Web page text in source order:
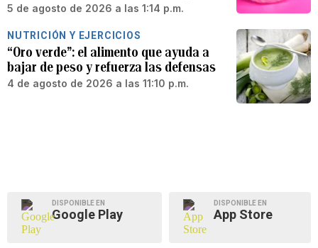
5 de agosto de 2026 a las 1:14 p.m.
NUTRICIÓN Y EJERCICIOS
“Oro verde”: el alimento que ayuda a
bajar de peso y refuerza las defensas
4 de agosto de 2026 a las 11:10 p.m.
DISPONIBLE EN
Google Play
DISPONIBLE EN
App Store